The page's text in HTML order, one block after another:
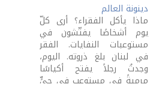
دينونة العالم
ماذا يأكل الفقراء؟ أرى كلّ
يوم أشخاصًا يفتّشون في
مستوعبات النفايات. الفقر
في لبنان بلغ ذروته. اليوم،
وجدتُ رجلاً يفتح أكياسًا
مرميةً في مستوعب في حيٍّ